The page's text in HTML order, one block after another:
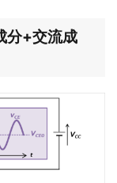
分+交流成